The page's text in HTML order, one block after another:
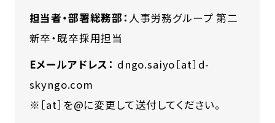
担当者・部署総務部： 人事労務グループ 第二
新卒・既卒採用担当
Eメールアドレス： dngo.saiyo［at］d-
skyngo.com
※［at］を@に変更して送付してください。